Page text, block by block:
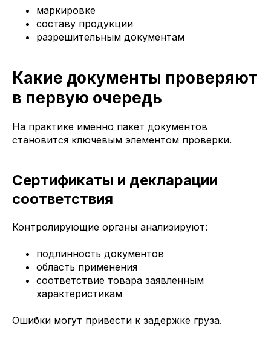
маркировке
составу продукции
разрешительным документам
Какие документы проверяют
в первую очередь
На практике именно пакет документов
становится ключевым элементом проверки.
Сертификаты и декларации
соответствия
Контролирующие органы анализируют:
подлинность документов
область применения
соответствие товара заявленным
характеристикам
Ошибки могут привести к задержке груза.